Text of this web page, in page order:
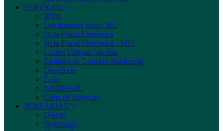
SERVIÇOS
IPTU
Documentos para CRC
Nota Fiscal Eletrônica
Nota Fiscal Eletrônica - MEI
Contra Cheque On-line
Emissão de Certidão Municipal
Ouvidoria
E-sic
WEBMAIL
Carta de Serviços
PORTARIAS
Diárias
Nomeação